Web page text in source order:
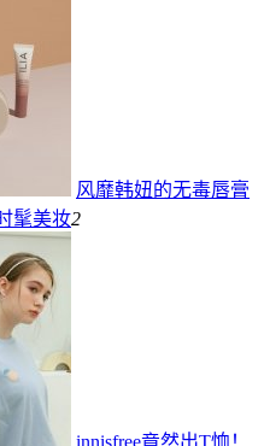
风靡韩妞的无毒唇膏
髦美妆2